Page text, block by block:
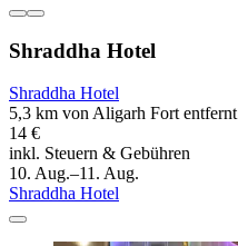
Shraddha Hotel
Shraddha Hotel
5,3 km von Aligarh Fort entfernt
14 €
inkl. Steuern & Gebühren
10. Aug.–11. Aug.
Shraddha Hotel